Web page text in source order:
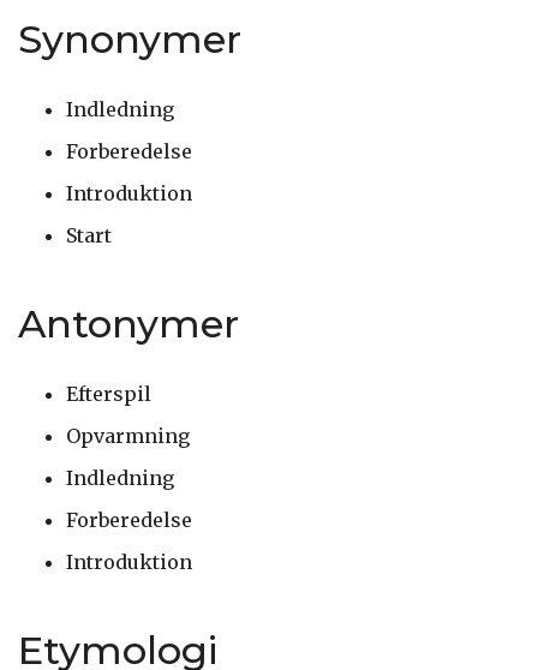
Synonymer
Indledning
Forberedelse
Introduktion
Start
Antonymer
Efterspil
Opvarmning
Indledning
Forberedelse
Introduktion
Etymologi